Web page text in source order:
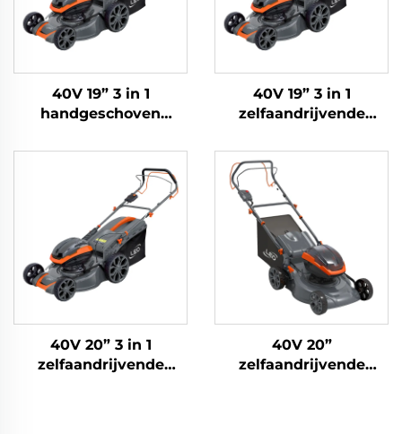
40V 19” 3 in 1
handgeschoven
grasmaaier LM48Li-2L
40V 19” 3 in 1
zelfaandrijvende
grasmaaier LM48ZLi-
40V 20” 3 in 1
zelfaandrijvende
40V 20”
zelfaandrijvende